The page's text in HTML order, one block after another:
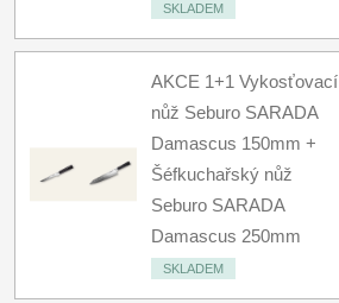
SKLADEM
AKCE 1+1 Vykosťovací
nůž Seburo SARADA
Damascus 150mm +
Šéfkuchařský nůž
Seburo SARADA
Damascus 250mm
SKLADEM